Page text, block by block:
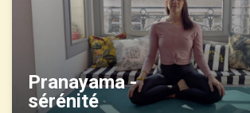
Pranayama -
sérénité